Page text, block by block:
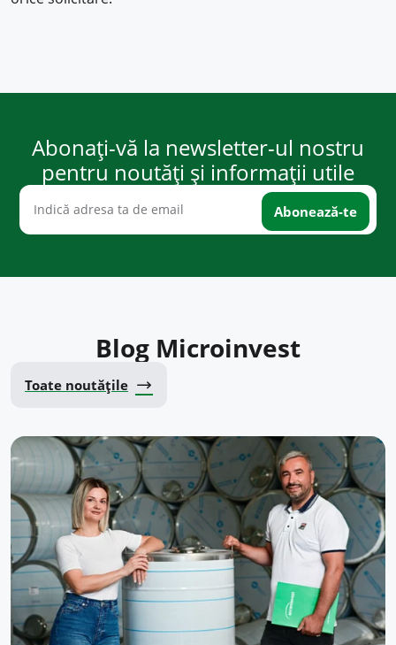
Abonați-vă la newsletter-ul nostru
pentru noutăți și informații utile
Blog Microinvest
Toate noutățile